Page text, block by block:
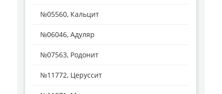
№05560, Кальцит
№06046, Адуляр
№07563, Родонит
№11772, Церуссит